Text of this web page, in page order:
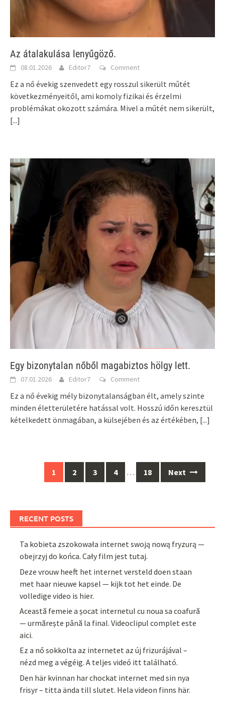
Az átalakulása lenyűgöző.
08.01.2026 Editor7 Comment
Ez a nő évekig szenvedett egy rosszul sikerült műtét
következményeitől, ami komoly fizikai és érzelmi
problémákat okozott számára. Mivel a műtét nem sikerült,
[...]
Egy bizonytalan nőből magabiztos hölgy lett.
07.01.2026 Editor7 Comment
Ez a nő évekig mély bizonytalanságban élt, amely szinte
minden életterületére hatással volt. Hosszú időn keresztül
kételkedett önmagában, a külsejében és az értékében, [...]
navigation
1 2 3 4 … 18 Next
RECENT POSTS
Ta kobieta zszokowała internet swoją nową fryzurą —
obejrzyj do końca. Cały film jest tutaj.
Deze vrouw heeft het internet versteld doen staan
met haar nieuwe kapsel — kijk tot het einde. De
volledige video is hier.
Această femeie a șocat internetul cu noua sa coafură
— urmărește până la final. Videoclipul complet este
aici.
Ez a nő sokkolta az internetet az új frizurájával –
nézd meg a végéig. A teljes videó itt található.
Den här kvinnan har chockat internet med sin nya
frisyr – titta ända till slutet. Hela videon finns här.